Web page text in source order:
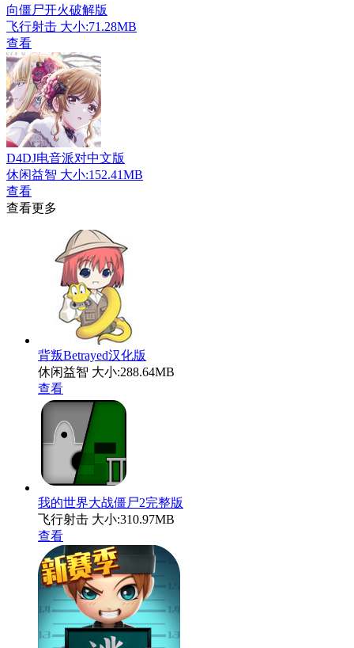
向僵尸开火破解版
飞行射击 大小:71.28MB
查看
D4DJ电音派对中文版
休闲益智 大小:152.41MB
查看
查看更多
背叛Betrayed汉化版
休闲益智 大小:288.64MB
查看
我的世界大战僵尸2完整版
飞行射击 大小:310.97MB
查看